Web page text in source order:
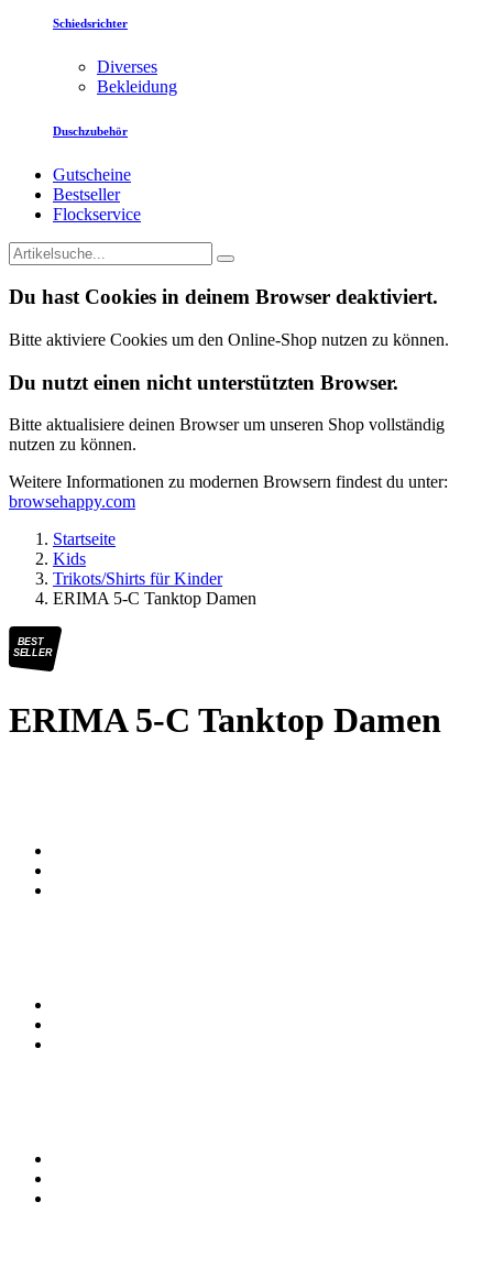
Schiedsrichter
Diverses
Bekleidung
Duschzubehör
Gutscheine
Bestseller
Flockservice
Du hast Cookies in deinem Browser deaktiviert.
Bitte aktiviere Cookies um den Online-Shop nutzen zu können.
Du nutzt einen nicht unterstützten Browser.
Bitte aktualisiere deinen Browser um unseren Shop vollständig
nutzen zu können.
Weitere Informationen zu modernen Browsern findest du unter:
browsehappy.com
Startseite
Kids
Trikots/Shirts für Kinder
ERIMA 5-C Tanktop Damen
BEST
SELLER
ERIMA 5-C Tanktop Damen